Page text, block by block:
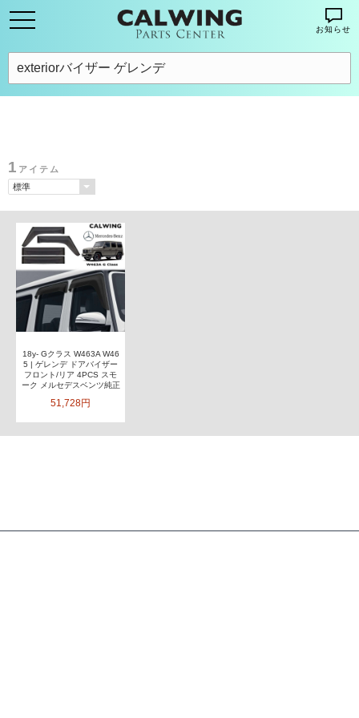
お知らせ
1 アイテム
18y- Gクラス W463A W46
5 | ゲレンデ ドアバイザー
フロント/リア 4PCS スモ
ーク メルセデスベンツ純正
51,728円